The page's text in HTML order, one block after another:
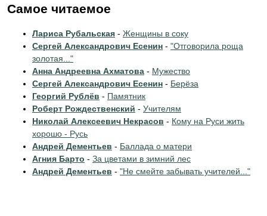
Самое читаемое
Лариса Рубальская - Женщины в соку
Сергей Александрович Есенин - "Отговорила роща
золотая..."
Анна Андреевна Ахматова - Мужество
Сергей Александрович Есенин - Берёза
Георгий Рублёв - Памятник
Роберт Рождественский - Учителям
Николай Алексеевич Некрасов - Кому на Руси жить
хорошо - Русь
Андрей Дементьев - Баллада о матери
Агния Барто - За цветами в зимний лес
Андрей Дементьев - "Не смейте забывать учителей..."